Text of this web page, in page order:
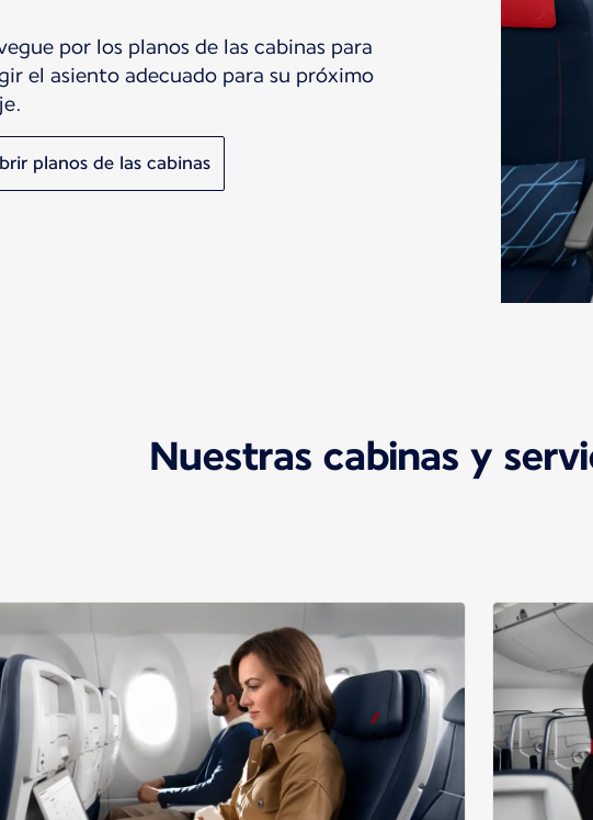
por los planos de las cabinas para
el asiento adecuado para su próximo
planos de las cabinas
Nuestras cabinas y